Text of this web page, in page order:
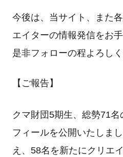
今後は、当サイト、また
エイターの情報発信をお
是非フォローの程よろし
【ご報告】
クマ財団5期生、総勢71
フィールを公開いたしま
え、58名を新たにクリエ